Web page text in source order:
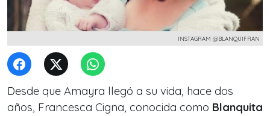
INSTAGRAM @BLANQUIFRAN
Desde que Amayra llegó a su vida, hace dos
años, Francesca Cigna, conocida como Blanquita